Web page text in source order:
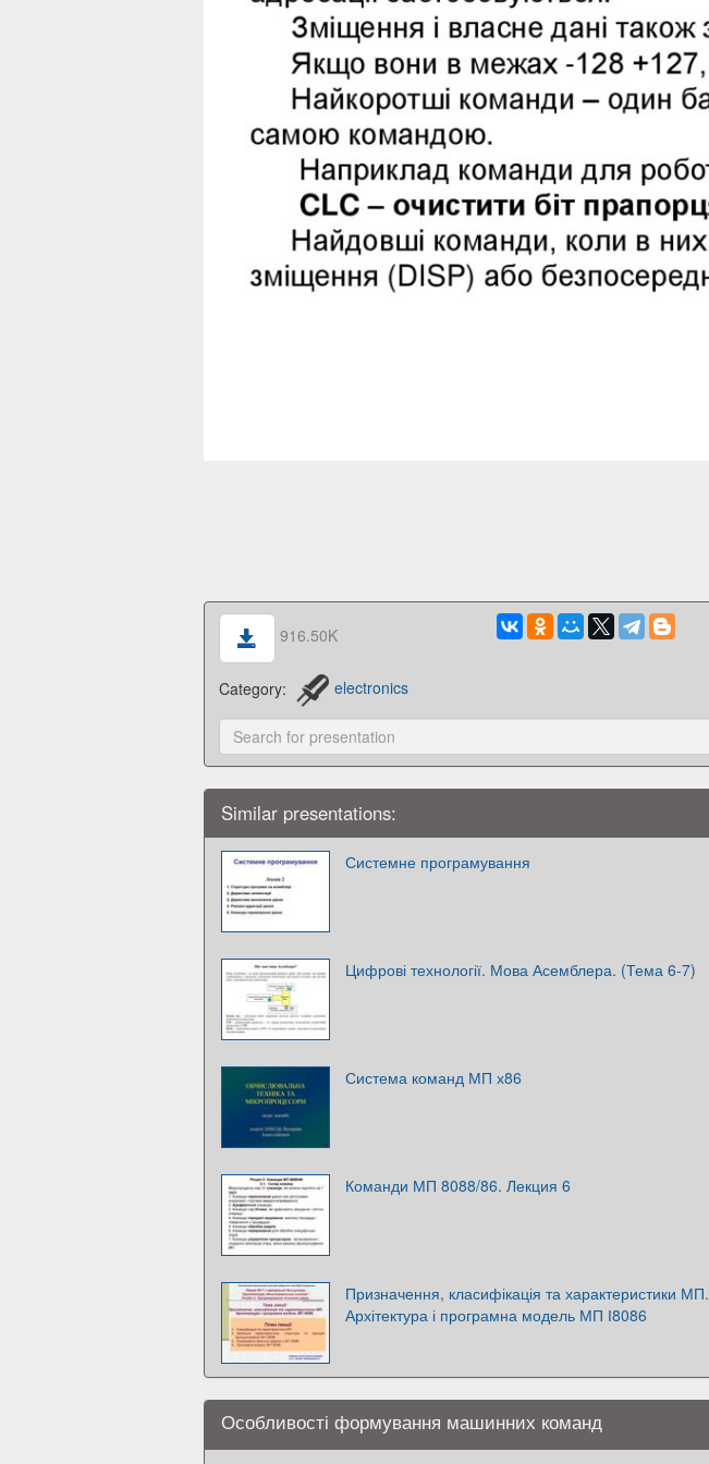
916.50K
Category: electronics
Similar presentations:
Системне програмування
Цифрові технології. Мова Асемблера. (Тема 6-7)
Система команд МП х86
Команди МП 8088/86. Лекция 6
Призначення, класифікація та характеристики МП.
Архітектура і програмна модель МП І8086
Особливості формування машинних команд